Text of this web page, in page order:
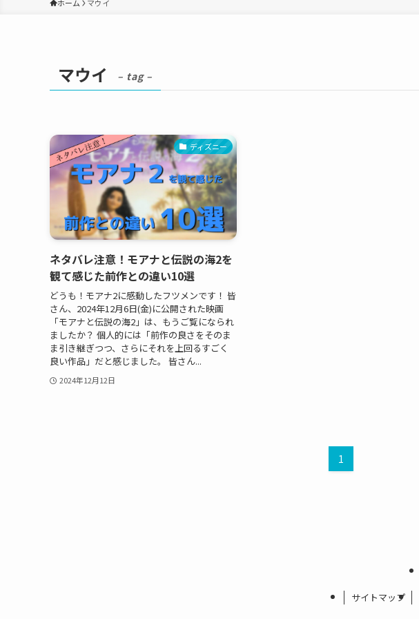
ホーム マウイ
マウイ – tag –
ディズニー
ネタバレ注意！モアナと伝説の海2を
観て感じた前作との違い10選
どうも！モアナ2に感動したフツメンです！ 皆
さん、2024年12月6日(金)に公開された映画
「モアナと伝説の海2」は、もうご覧になられ
ましたか？ 個人的には「前作の良さをそのま
ま引き継ぎつつ、さらにそれを上回るすごく
良い作品」だと感じました。 皆さん...
2024年12月12日
1
サイトマップ